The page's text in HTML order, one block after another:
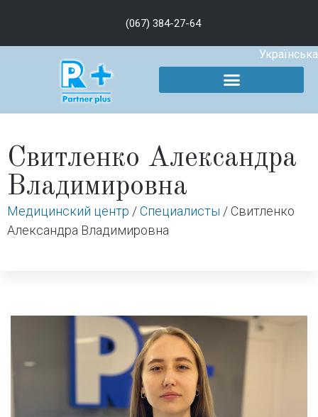
(067) 384-27-64
Українська
Свитленко Александра
Владимировна
Медицинский центр /Специалисты / Свитленко
Александра Владимировна